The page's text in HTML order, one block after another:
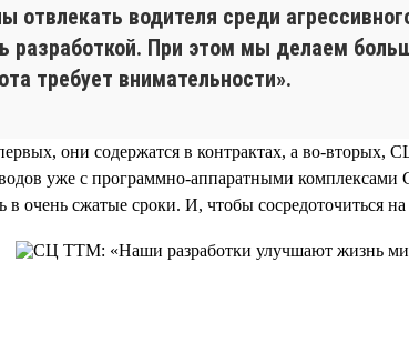
водителя среди
разработкой. При этом мы делаем
требует внимательности».
они содержатся в контрактах, а во-
уже с программно-аппаратными
очень сжатые сроки. И, чтобы сосредоточиться